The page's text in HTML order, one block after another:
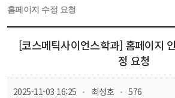
홈페이지 수정 요청
[코스메틱사이언스학과] 홈페이지
정 요청
2025-11-03 16:25 최성호 576